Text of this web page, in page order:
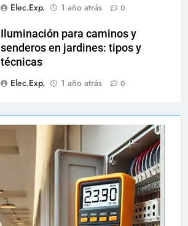
Elec.Exp.
1 año atrás 0
Iluminación para caminos y
senderos en jardines: tipos y
técnicas
Elec.Exp.
1 año atrás 0